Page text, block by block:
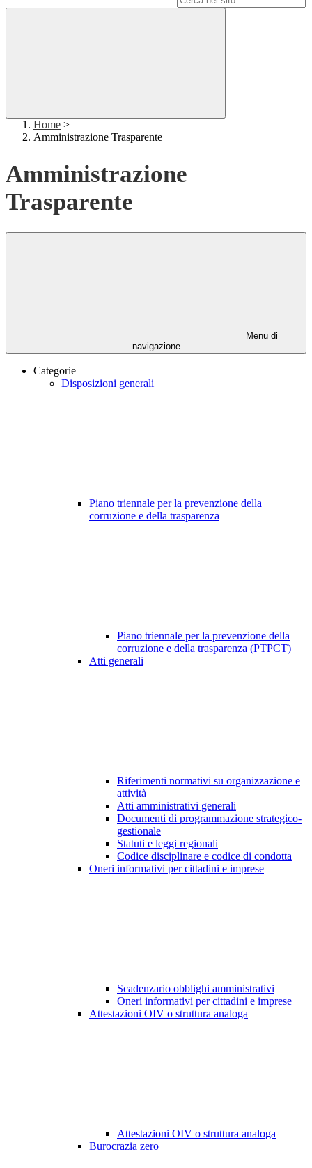
Home >
Amministrazione Trasparente
Amministrazione
Trasparente
Menu di
navigazione
Categorie
Disposizioni generali
Piano triennale per la prevenzione della
corruzione e della trasparenza
Piano triennale per la prevenzione della
corruzione e della trasparenza (PTPCT)
Atti generali
Riferimenti normativi su organizzazione e
attività
Atti amministrativi generali
Documenti di programmazione strategico-
gestionale
Statuti e leggi regionali
Codice disciplinare e codice di condotta
Oneri informativi per cittadini e imprese
Scadenzario obblighi amministrativi
Oneri informativi per cittadini e imprese
Attestazioni OIV o struttura analoga
Attestazioni OIV o struttura analoga
Burocrazia zero